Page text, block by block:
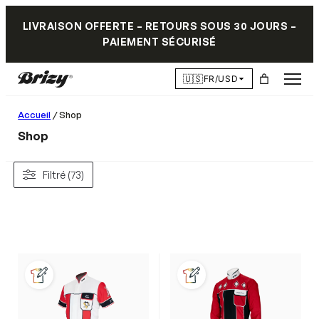
LIVRAISON OFFERTE – RETOURS SOUS 30 JOURS –
PAIEMENT SÉCURISÉ
🇺🇸FR/USD
Accueil / Shop
Shop
Filtré (73)